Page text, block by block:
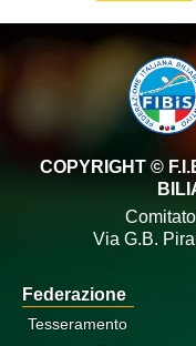
COPYRIGHT ©
Via G.B.
Federazione
Tesseramento